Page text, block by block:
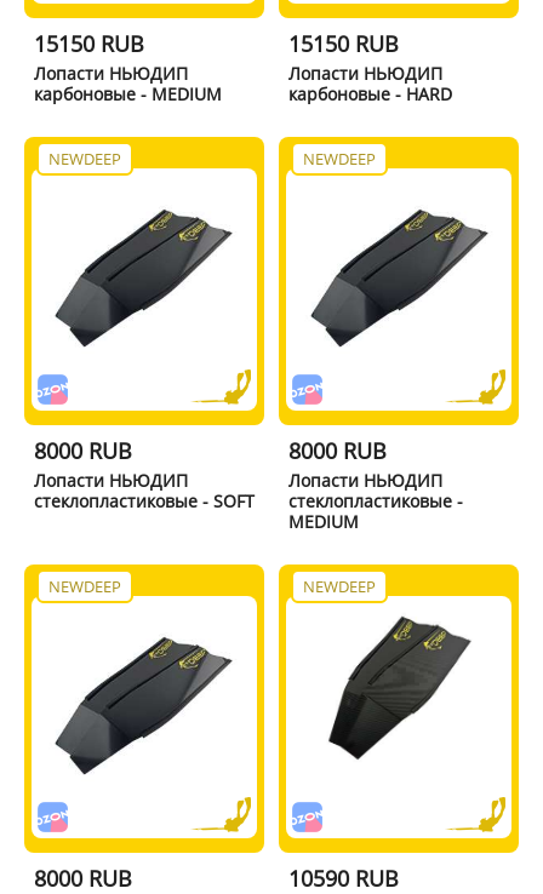
15150 RUB
Лопасти НЬЮДИП
карбоновые - MEDIUM
15150 RUB
Лопасти НЬЮДИП
карбоновые - HARD
NEWDEEP
8000 RUB
Лопасти НЬЮДИП
стеклопластиковые - SOFT
NEWDEEP
8000 RUB
Лопасти НЬЮДИП
стеклопластиковые -
MEDIUM
NEWDEEP
8000 RUB
NEWDEEP
10590 RUB